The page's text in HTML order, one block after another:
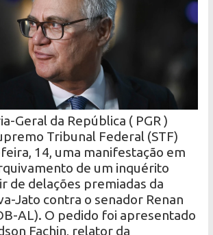
Geral da República ( PGR )
Tribunal Federal (STF)
14, uma manifestação em
de um inquérito
de delações premiadas da
Jato contra o senador Renan
AL). O pedido foi apresentado
Fachin, relator da